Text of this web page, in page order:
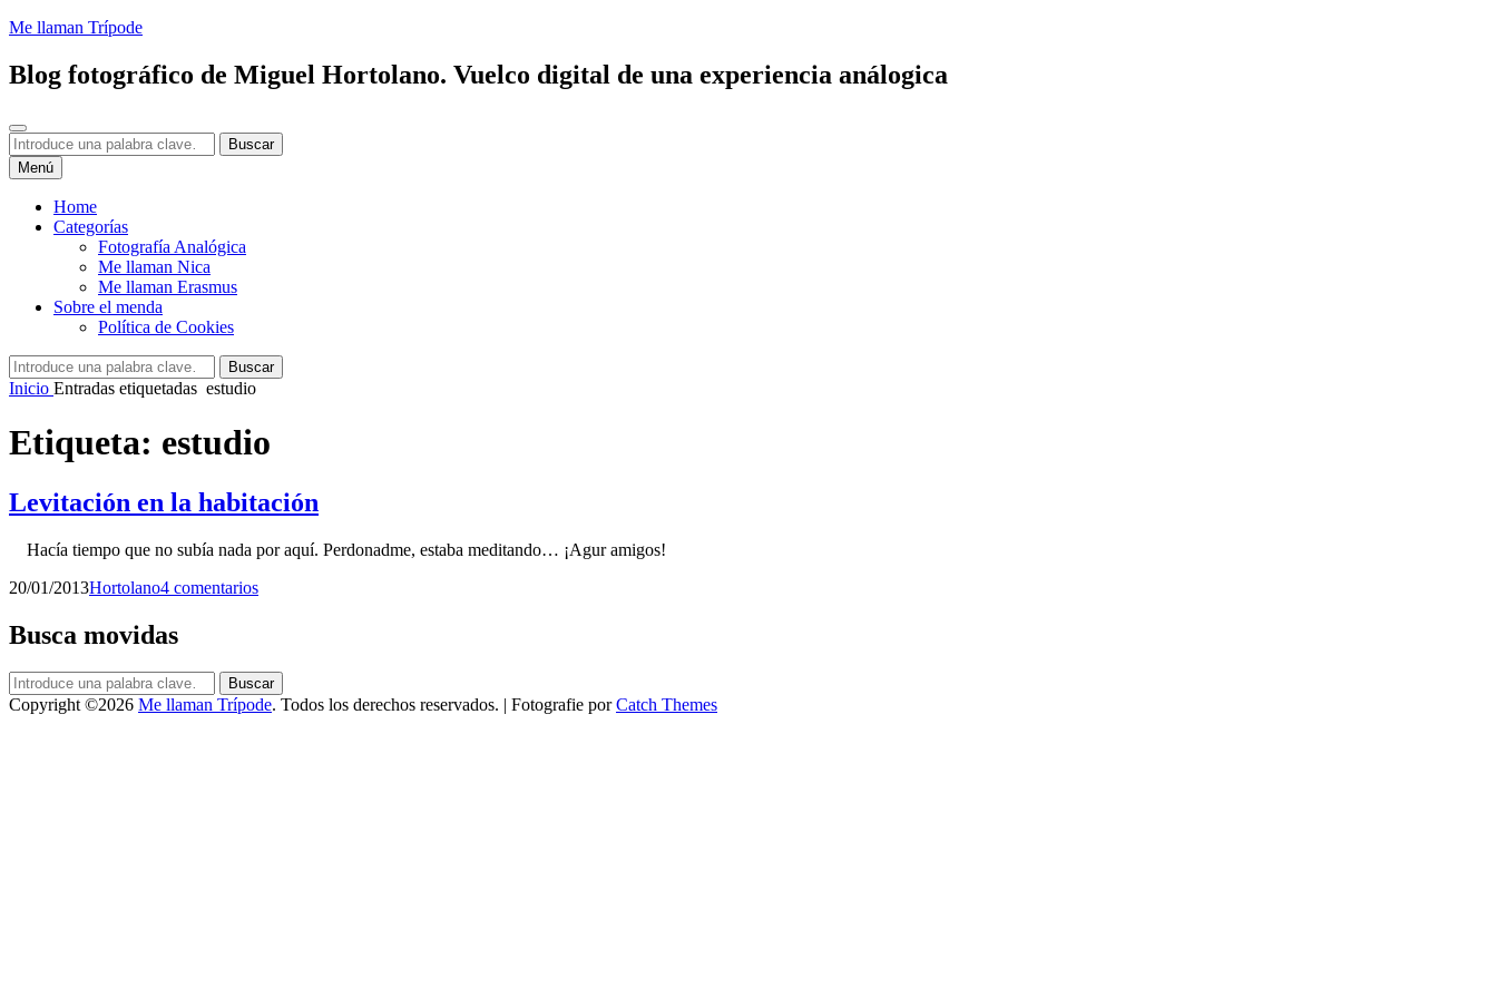
Saltar
contenido
Me llaman Trípode
Blog fotográfico de Miguel Hortolano. Vuelco digital de una experiencia análogica
Buscar
Buscar:
Buscar
Menú
Home
Categorías
Fotografía Analógica
Me llaman Nica
Me llaman Erasmus
Sobre el menda
Política de Cookies
Buscar:
Buscar
Inicio Entradas etiquetadas estudio
Etiqueta: estudio
Levitación en la habitación
Hacía tiempo que no subía nada por aquí. Perdonadme, estaba meditando… ¡Agur amigos!
Publicado
20/01/2013por
Hortolano4 comentarios
Busca movidas
Buscar: Buscar
Copyright ©2026 Me llaman Trípode. Todos los derechos reservados. | Fotografie porCatch Themes